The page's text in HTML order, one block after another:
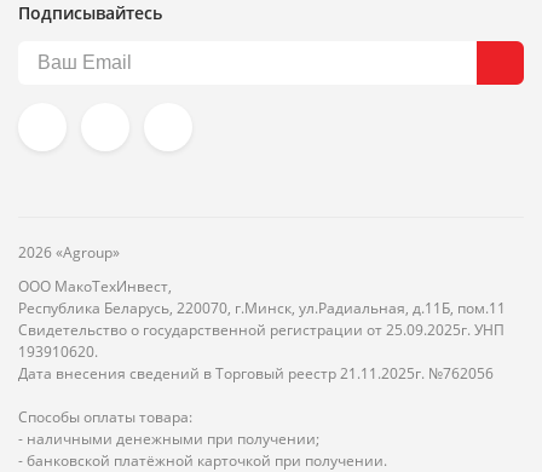
Подписывайтесь
2026 «Agroup»
ООО МакоТехИнвест,
Республика Беларусь, 220070, г.Минск, ул.Радиальная, д.11Б, пом.11
Свидетельство о государственной регистрации от 25.09.2025г. УНП
193910620.
Дата внесения сведений в Торговый реестр 21.11.2025г. №762056
Способы оплаты товара:
- наличными денежными при получении;
- банковской платёжной карточкой при получении.